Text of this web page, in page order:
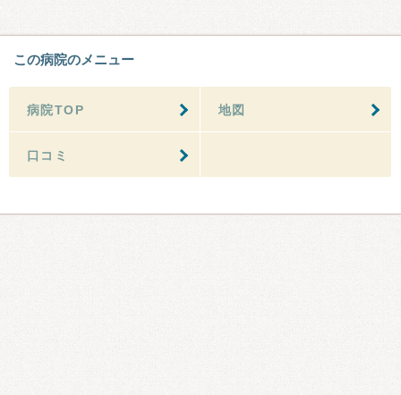
この病院のメニュー
病院TOP 地図
口コミ